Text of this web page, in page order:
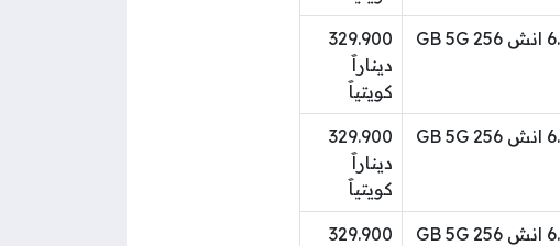
موبايل أبل ايفون 15 برو 6.1 انش 256 GB 5G
329.900
ديناراََ
كويتياََ
موبايل أبل ايفون 15 برو 6.1 انش 256 GB 5G
329.900
ديناراََ
كويتياََ
موبايل أبل ايفون 15 برو 6.1 انش 256 GB 5G
329.900